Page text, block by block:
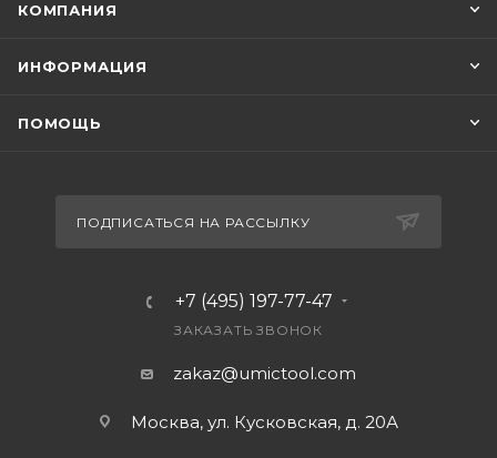
КОМПАНИЯ
ИНФОРМАЦИЯ
ПОМОЩЬ
ПОДПИСАТЬСЯ НА РАССЫЛКУ
+7 (495) 197-77-47
ЗАКАЗАТЬ ЗВОНОК
zakaz@umictool.com
Москва, ул. Кусковская, д. 20А